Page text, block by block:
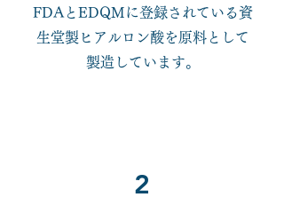
​FDAとEDQMに登録されている資
生堂製ヒアルロン酸を原料として
製造しています。
2